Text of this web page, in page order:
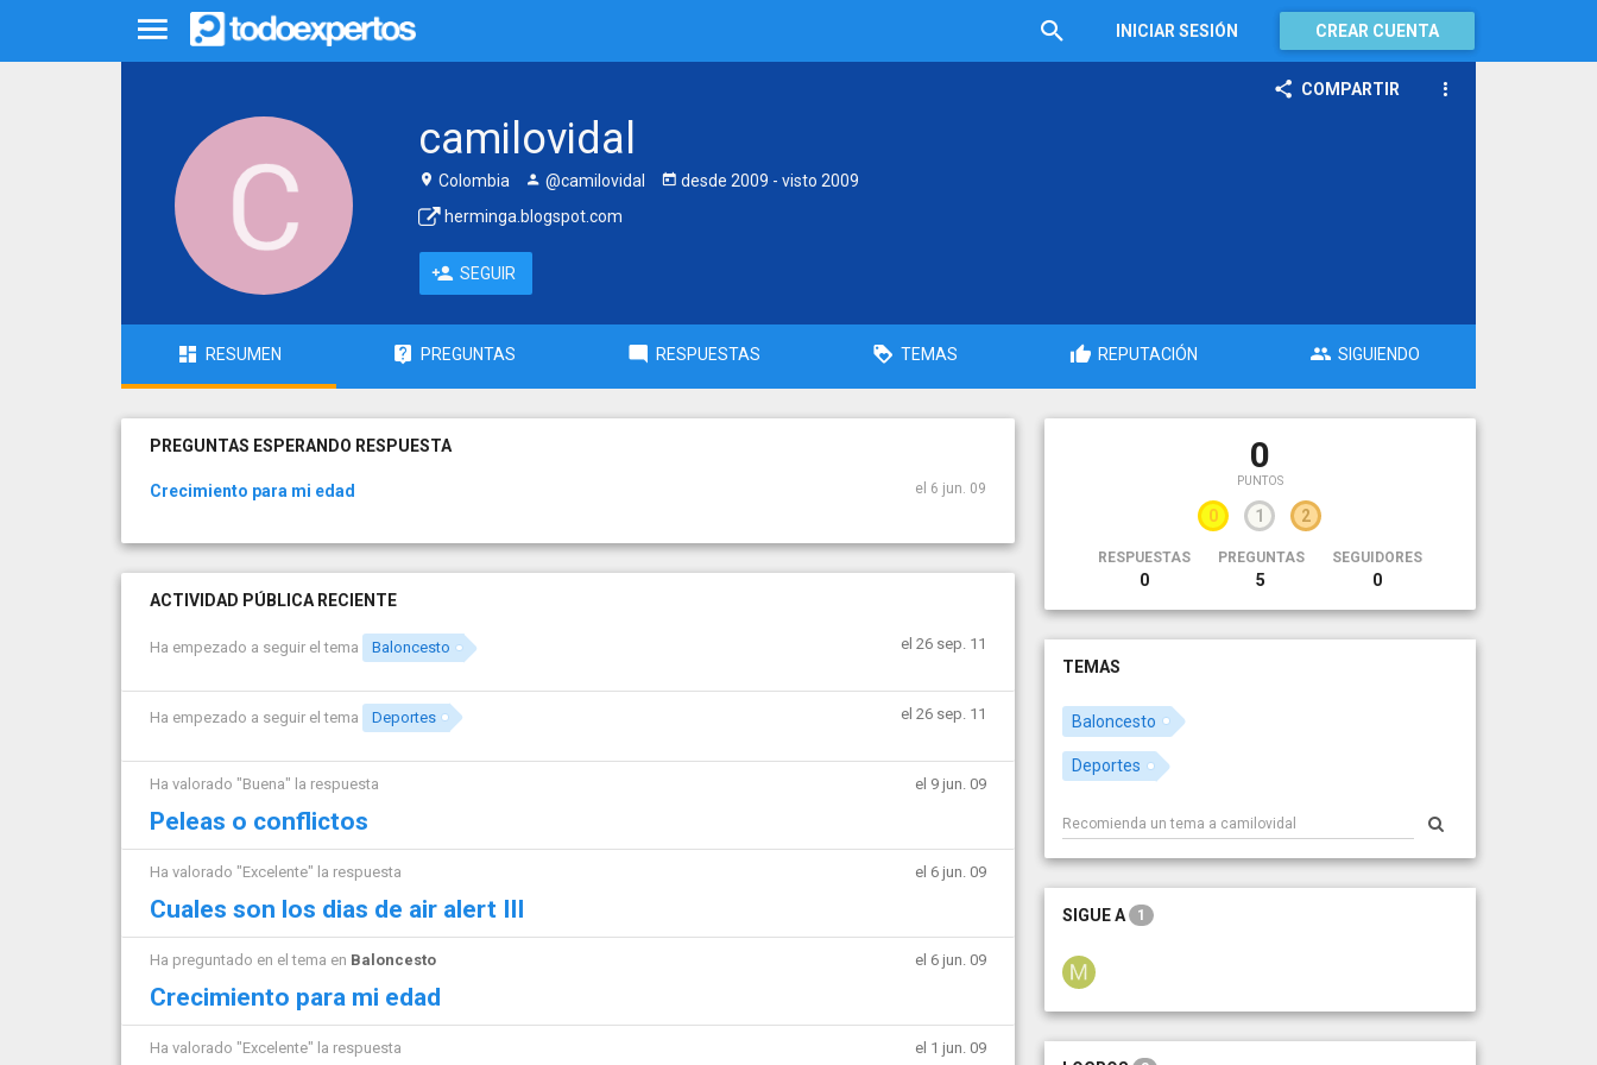
INICIAR SESIÓN CREAR CUENTA
COMPARTIR
camilovidal
Colombia @camilovidal desde 2009 - visto 2009
herminga.blogspot.com
SEGUIR
RESUMEN PREGUNTAS RESPUESTAS TEMAS REPUTACIÓN SIGUIENDO
PREGUNTAS ESPERANDO RESPUESTA
Crecimiento para mi edad el 6 jun. 09
ACTIVIDAD PÚBLICA RECIENTE
Ha empezado a seguir el tema Baloncesto el 26 sep. 11
Ha empezado a seguir el tema Deportes el 26 sep. 11
Ha valorado "Buena" la respuesta el 9 jun. 09
Peleas o conflictos
Ha valorado "Excelente" la respuesta el 6 jun. 09
Cuales son los dias de air alert III
Ha preguntado en el tema en Baloncesto el 6 jun. 09
Crecimiento para mi edad
Ha valorado "Excelente" la respuesta el 1 jun. 09
0
PUNTOS
0 1 2
RESPUESTAS
0
PREGUNTAS
5
SEGUIDORES
0
TEMAS
Baloncesto
Deportes
SIGUE A 1